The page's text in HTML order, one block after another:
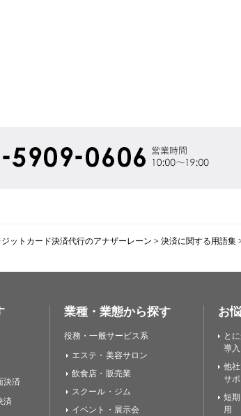
ットカード決済代行のアナザーレーン >決済に関する用語集
決済
済
業種・業態から探す
役務・一般サービス系
エステ・美容サロン
飲食店・販売業
スクール・ジム
イベント・展示会
お
と
導
他
サ
短
用